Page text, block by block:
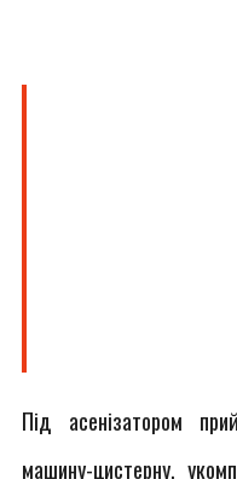
Під асенізатором
машину-цистерну,